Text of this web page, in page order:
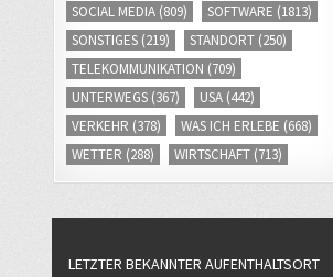
SOCIAL MEDIA (809) SOFTWARE (1813)
SONSTIGES (219) STANDORT (250)
TELEKOMMUNIKATION (709)
UNTERWEGS (367) USA (442)
VERKEHR (378) WAS ICH ERLEBE (668)
WETTER (288) WIRTSCHAFT (713)
LETZTER BEKANNTER AUFENTHALTSORT